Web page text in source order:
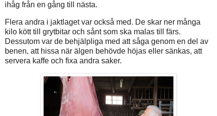
ihåg från en gång till nästa.
Flera andra i jaktlaget var också med. De skar ner många
kilo kött till grytbitar och sånt som ska malas till färs.
Dessutom var de behjälpliga med att såga genom en del av
benen, att hissa när älgen behövde höjas eller sänkas, att
servera kaffe och fixa andra saker.